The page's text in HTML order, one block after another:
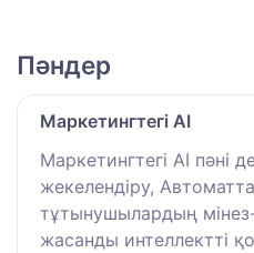
Пәндер
Маркетингтегі AI
Маркетингтегі AI пәні
жекелендіру,
тұтынушылардың
жасанды интеллектті